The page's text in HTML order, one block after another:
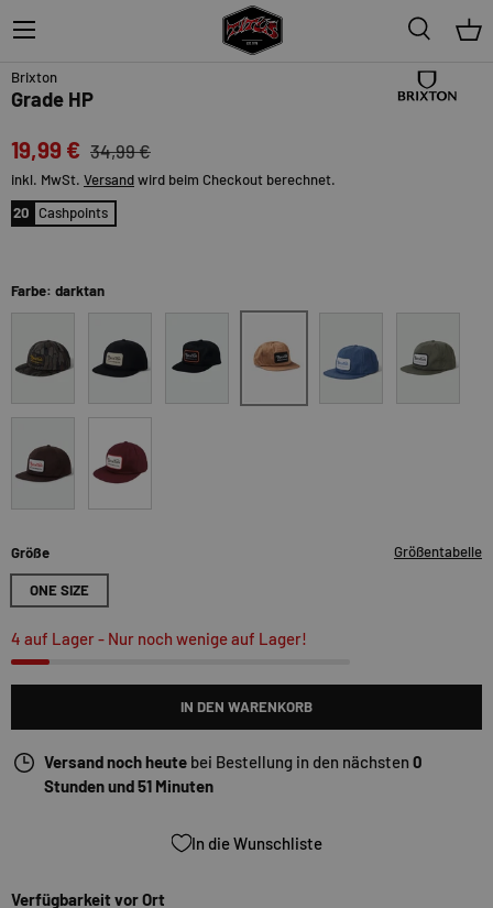
Suche
Menü
43%
Brixton
Grade HP
19,99 € 34,99 €
inkl. MwSt. Versandwird beim Checkout berechnet.
20
Cashpoints
Farbe: darktan
barkcamo black-offwhite
Größe Größentabelle
ONE SIZE
4 auf Lager- Nur noch wenige auf Lager!
IN DEN WARENKORB
Versand noch heute bei Bestellung in den nächsten 0
Stunden und 51 Minuten
In die Wunschliste
Verfügbarkeit vor Ort